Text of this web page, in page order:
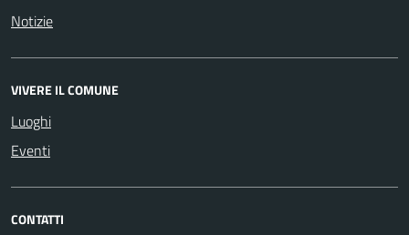
Notizie
VIVERE IL COMUNE
Luoghi
Eventi
CONTATTI